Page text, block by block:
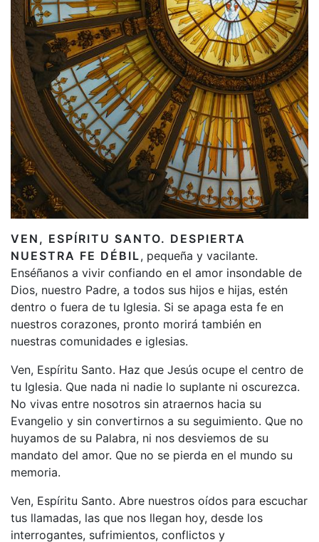
VEN, ESPÍRITU SANTO. DESPIERTA
NUESTRA FE DÉBIL, pequeña y vacilante.
Enséñanos a vivir confiando en el amor insondable de
Dios, nuestro Padre, a todos sus hijos e hijas, estén
dentro o fuera de tu Iglesia. Si se apaga esta fe en
nuestros corazones, pronto morirá también en
nuestras comunidades e iglesias.
Ven, Espíritu Santo. Haz que Jesús ocupe el centro de
tu Iglesia. Que nada ni nadie lo suplante ni oscurezca.
No vivas entre nosotros sin atraernos hacia su
Evangelio y sin convertirnos a su seguimiento. Que no
huyamos de su Palabra, ni nos desviemos de su
mandato del amor. Que no se pierda en el mundo su
memoria.
Ven, Espíritu Santo. Abre nuestros oídos para escuchar
tus llamadas, las que nos llegan hoy, desde los
interrogantes, sufrimientos, conflictos y